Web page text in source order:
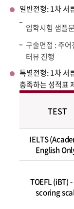
일반전형: 1차 서
입학시험 샘플
구술면접 : 주
터뷰 진행
특별전형: 1차 서
충족하는 성적표
TEST
IELTS
English
TOEFL (iBT)
scoring